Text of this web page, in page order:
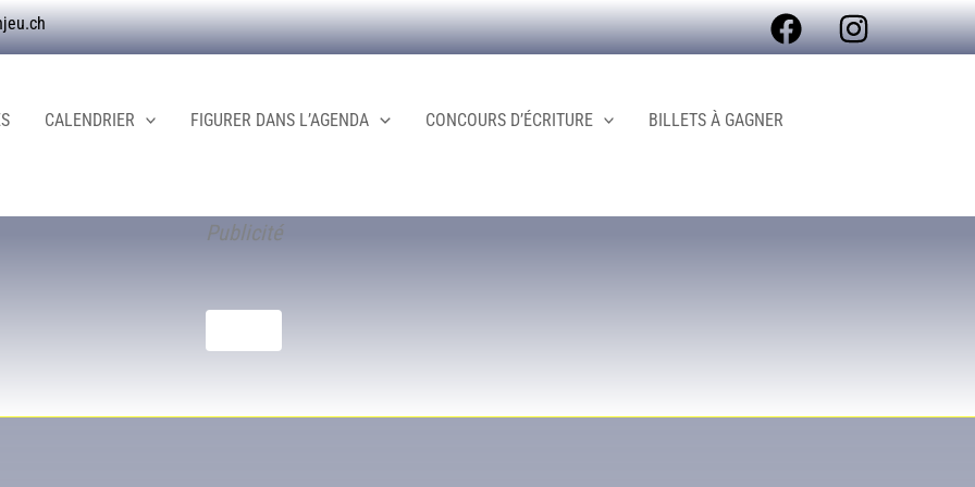
CALENDRIER FIGURER DANS L’AGENDA CONCOURS D’ÉCRITURE
BILLETS À GAGNER
Publicité